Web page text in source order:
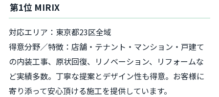
第1位 MIRIX
対応エリア：東京都23区全域
得意分野／特徴：店舗・テナント・マンション・戸建て
の内装工事、原状回復、リノベーション、リフォームな
ど実績多数。丁寧な提案とデザイン性も得意。お客様に
寄り添って安心頂ける施工を提供しています。